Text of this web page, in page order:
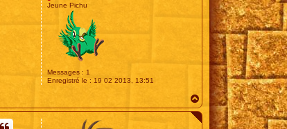
Jeune Pichu
Messages : 1
Enregistré le : 19 02 2013, 13:51
a
u